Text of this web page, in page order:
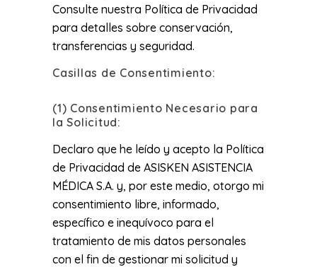
Consulte nuestra Política de Privacidad
para detalles sobre conservación,
transferencias y seguridad.
Casillas de Consentimiento:
(1) Consentimiento Necesario para
la Solicitud:
Declaro que he leído y acepto la Política
de Privacidad de ASISKEN ASISTENCIA
MÉDICA S.A. y, por este medio, otorgo mi
consentimiento libre, informado,
específico e inequívoco para el
tratamiento de mis datos personales
con el fin de gestionar mi solicitud y